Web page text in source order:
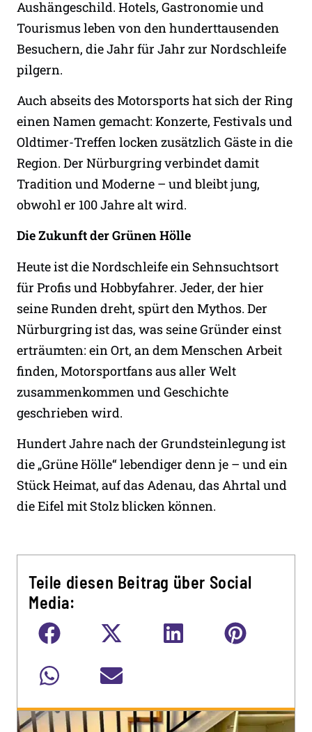
Aushängeschild. Hotels, Gastronomie und
Tourismus leben von den hunderttausenden
Besuchern, die Jahr für Jahr zur Nordschleife
pilgern.
Auch abseits des Motorsports hat sich der Ring
einen Namen gemacht: Konzerte, Festivals und
Oldtimer-Treffen locken zusätzlich Gäste in die
Region. Der Nürburgring verbindet damit
Tradition und Moderne – und bleibt jung,
obwohl er 100 Jahre alt wird.
Die Zukunft der Grünen Hölle
Heute ist die Nordschleife ein Sehnsuchtsort
für Profis und Hobbyfahrer. Jeder, der hier
seine Runden dreht, spürt den Mythos. Der
Nürburgring ist das, was seine Gründer einst
erträumten: ein Ort, an dem Menschen Arbeit
finden, Motorsportfans aus aller Welt
zusammenkommen und Geschichte
geschrieben wird.
Hundert Jahre nach der Grundsteinlegung ist
die „Grüne Hölle“ lebendiger denn je – und ein
Stück Heimat, auf das Adenau, das Ahrtal und
die Eifel mit Stolz blicken können.
Teile diesen Beitrag über Social
Media: